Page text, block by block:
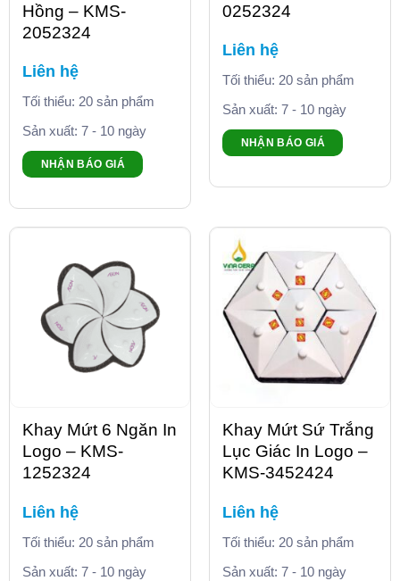
Hồng – KMS-
2052324
Liên hệ
Tối thiểu: 20 sản phẩm
Sản xuất: 7 - 10 ngày
NHẬN BÁO GIÁ
0252324
Liên hệ
Tối thiểu: 20 sản phẩm
Sản xuất: 7 - 10 ngày
NHẬN BÁO GIÁ
Khay Mứt 6 Ngăn In
Logo – KMS-
1252324
Liên hệ
Tối thiểu: 20 sản phẩm
Sản xuất: 7 - 10 ngày
Khay Mứt Sứ Trắng
Lục Giác In Logo –
KMS-3452424
Liên hệ
Tối thiểu: 20 sản phẩm
Sản xuất: 7 - 10 ngày